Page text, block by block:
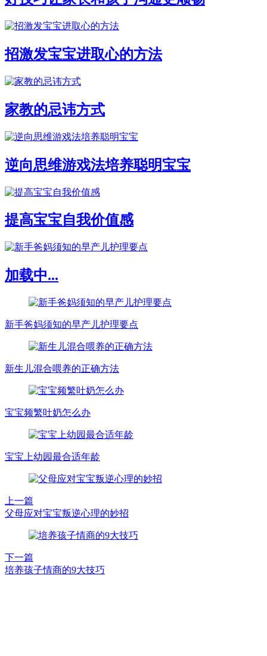
招激发宝宝进取心的方法
家教的忌讳方式
逆向思维游戏法培养聪明宝宝
提高宝宝自我价值感
加载中...
新手爸妈须知的早产儿护理要点
新生儿混合喂养的正确方法
宝宝频繁吐奶怎么办
宝宝上幼园最合适年龄
上一篇
父母应对宝宝叛逆心理的妙招
下一篇
培养孩子情商的9大技巧